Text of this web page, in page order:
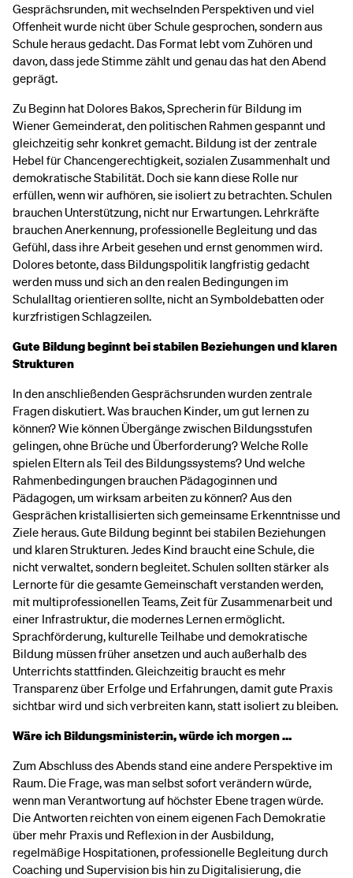
Gesprächsrunden, mit wechselnden Perspektiven und viel
Offenheit wurde nicht über Schule gesprochen, sondern aus
Schule heraus gedacht. Das Format lebt vom Zuhören und
davon, dass jede Stimme zählt und genau das hat den Abend
geprägt.
Zu Beginn hat Dolores Bakos, Sprecherin für Bildung im
Wiener Gemeinderat, den politischen Rahmen gespannt und
gleichzeitig sehr konkret gemacht. Bildung ist der zentrale
Hebel für Chancengerechtigkeit, sozialen Zusammenhalt und
demokratische Stabilität. Doch sie kann diese Rolle nur
erfüllen, wenn wir aufhören, sie isoliert zu betrachten. Schulen
brauchen Unterstützung, nicht nur Erwartungen. Lehrkräfte
brauchen Anerkennung, professionelle Begleitung und das
Gefühl, dass ihre Arbeit gesehen und ernst genommen wird.
Dolores betonte, dass Bildungspolitik langfristig gedacht
werden muss und sich an den realen Bedingungen im
Schulalltag orientieren sollte, nicht an Symboldebatten oder
kurzfristigen Schlagzeilen.
Gute Bildung beginnt bei stabilen Beziehungen und klaren
Strukturen
In den anschließenden Gesprächsrunden wurden zentrale
Fragen diskutiert. Was brauchen Kinder, um gut lernen zu
können? Wie können Übergänge zwischen Bildungsstufen
gelingen, ohne Brüche und Überforderung? Welche Rolle
spielen Eltern als Teil des Bildungssystems? Und welche
Rahmenbedingungen brauchen Pädagoginnen und
Pädagogen, um wirksam arbeiten zu können? Aus den
Gesprächen kristallisierten sich gemeinsame Erkenntnisse und
Ziele heraus. Gute Bildung beginnt bei stabilen Beziehungen
und klaren Strukturen. Jedes Kind braucht eine Schule, die
nicht verwaltet, sondern begleitet. Schulen sollten stärker als
Lernorte für die gesamte Gemeinschaft verstanden werden,
mit multiprofessionellen Teams, Zeit für Zusammenarbeit und
einer Infrastruktur, die modernes Lernen ermöglicht.
Sprachförderung, kulturelle Teilhabe und demokratische
Bildung müssen früher ansetzen und auch außerhalb des
Unterrichts stattfinden. Gleichzeitig braucht es mehr
Transparenz über Erfolge und Erfahrungen, damit gute Praxis
sichtbar wird und sich verbreiten kann, statt isoliert zu bleiben.
Wäre ich Bildungsminister:in, würde ich morgen …
Zum Abschluss des Abends stand eine andere Perspektive im
Raum. Die Frage, was man selbst sofort verändern würde,
wenn man Verantwortung auf höchster Ebene tragen würde.
Die Antworten reichten von einem eigenen Fach Demokratie
über mehr Praxis und Reflexion in der Ausbildung,
regelmäßige Hospitationen, professionelle Begleitung durch
Coaching und Supervision bis hin zu Digitalisierung, die